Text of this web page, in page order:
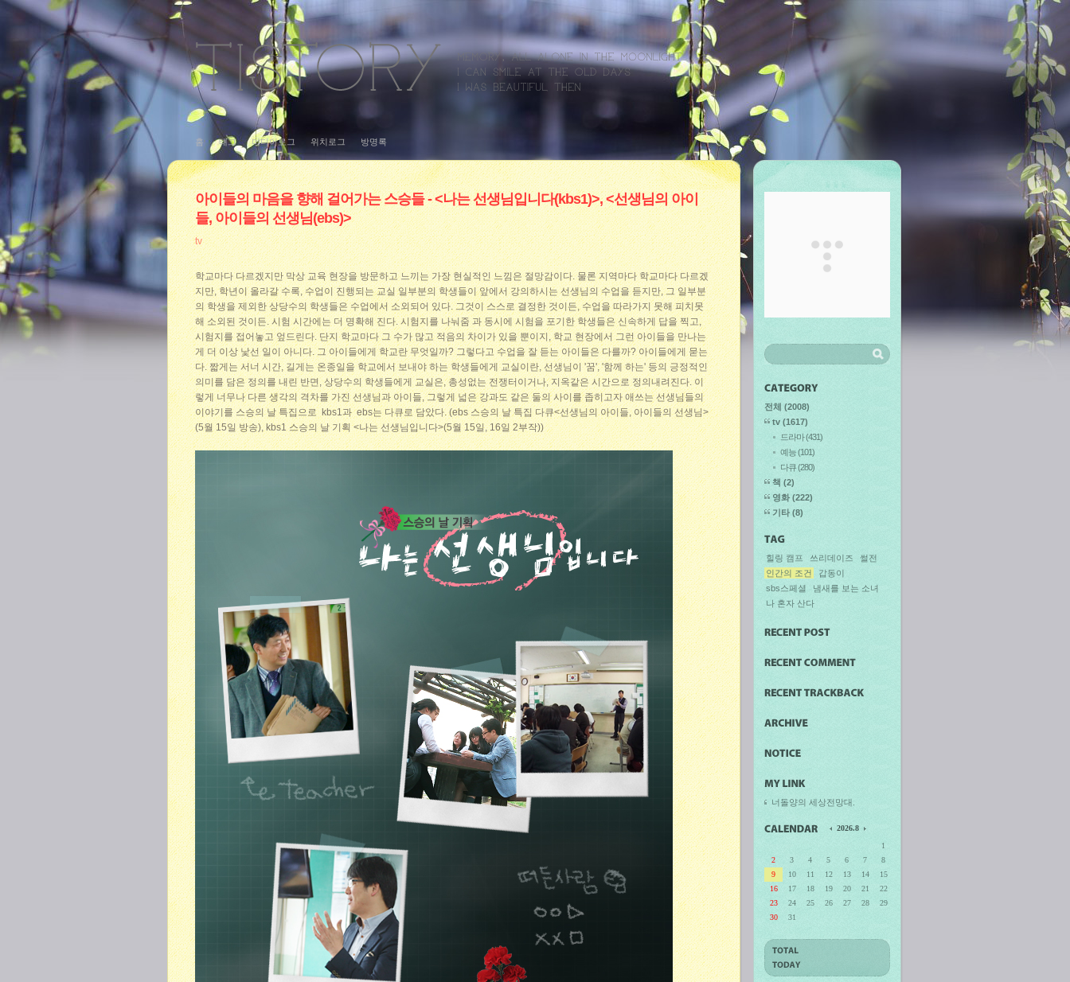
홈 태그 미디어로그 위치로그 방명록
아이들의 마음을 향해 걸어가는 스승들 - <나는 선생님입니다(kbs1)>, <선생님의 아이
들, 아이들의 선생님(ebs)>
tv
학교마다 다르겠지만 막상 교육 현장을 방문하고 느끼는 가장 현실적인 느낌은 절망감이다. 물론 지역마다 학교마다 다르겠
지만, 학년이 올라갈 수록, 수업이 진행되는 교실 일부분의 학생들이 앞에서 강의하시는 선생님의 수업을 듣지만, 그 일부분
의 학생을 제외한 상당수의 학생들은 수업에서 소외되어 있다. 그것이 스스로 결정한 것이든, 수업을 따라가지 못해 피치못
해 소외된 것이든. 시험 시간에는 더 명확해 진다. 시험지를 나눠줌 과 동시에 시험을 포기한 학생들은 신속하게 답을 찍고,
시험지를 접어놓고 엎드린다. 단지 학교마다 그 수가 많고 적음의 차이가 있을 뿐이지, 학교 현장에서 그런 아이들을 만나는
게 더 이상 낯선 일이 아니다. 그 아이들에게 학교란 무엇일까? 그렇다고 수업을 잘 듣는 아이들은 다를까? 아이들에게 묻는
다. 짧게는 서너 시간, 길게는 온종일을 학교에서 보내야 하는 학생들에게 교실이란, 선생님이 '꿈', '함께 하는' 등의 긍정적인
의미를 담은 정의를 내린 반면, 상당수의 학생들에게 교실은, 총성없는 전쟁터이거나, 지옥같은 시간으로 정의내려진다. 이
렇게 너무나 다른 생각의 격차를 가진 선생님과 아이들, 그렇게 넓은 강과도 같은 둘의 사이를 좁히고자 애쓰는 선생님들의
이야기를 스승의 날 특집으로 kbs1과 ebs는 다큐로 담았다. (ebs 스승의 날 특집 다큐<선생님의 아이들, 아이들의 선생님>
(5월 15일 방송), kbs1 스승의 날 기획 <나는 선생님입니다>(5월 15일, 16일 2부작))
전체 (2008)
tv (1617)
드라마(431)
예능(101)
다큐(280)
책 (2)
영화(222)
기타 (8)
힐링 캠프 쓰리데이즈
썰전
인간의 조건
갑동이
sbs스페셜
냄새를 보는 소녀
나 혼자 산다
너돌양의 세상전망대.
2026.8
1
2
3 4 5 6 7
8
9
10 11 12 13 14
15
16
17 18 19 20 21
22
23
24 25 26 27 28
29
30
31